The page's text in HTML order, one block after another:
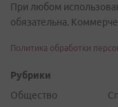
При любом
обязательна.
Политика обработки
Рубрики
Общество